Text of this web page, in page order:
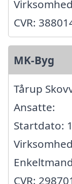
CVR:
MK-Byg
Tårup
Ansatte:
Startdato:
CVR: